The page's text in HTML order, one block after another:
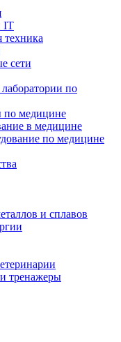
IT
техника
сети
по
по медицине
в медицине
по медицине
и сплавов
тренажеры